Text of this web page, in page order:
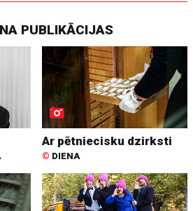
PUBLIKĀCIJAS
Ar pētniecisku dzirksti
© DIENA